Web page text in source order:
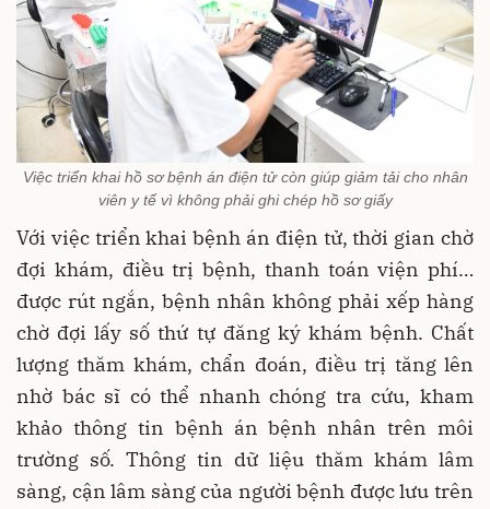
Việc triển khai hồ sơ bệnh án điện tử còn giúp giảm tải cho nhân
viên y tế vì không phải ghi chép hồ sơ giấy
Với việc triển khai bệnh án điện tử, thời gian chờ
đợi khám, điều trị bệnh, thanh toán viện phí…
được rút ngắn, bệnh nhân không phải xếp hàng
chờ đợi lấy số thứ tự đăng ký khám bệnh. Chất
lượng thăm khám, chẩn đoán, điều trị tăng lên
nhờ bác sĩ có thể nhanh chóng tra cứu, kham
khảo thông tin bệnh án bệnh nhân trên môi
trường số. Thông tin dữ liệu thăm khám lâm
sàng, cận lâm sàng của người bệnh được lưu trên